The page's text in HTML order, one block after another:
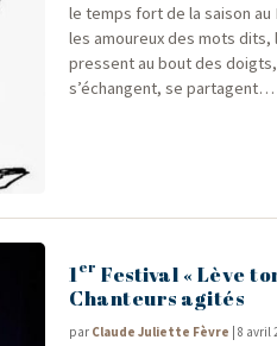
le temps fort de la sai­son
les amou­reux des mots
pressent au bout des
s’échangent, se partagent…
1er Festival « Lève
Chanteurs agités
par Claude Juliette Fèvre |8 avril